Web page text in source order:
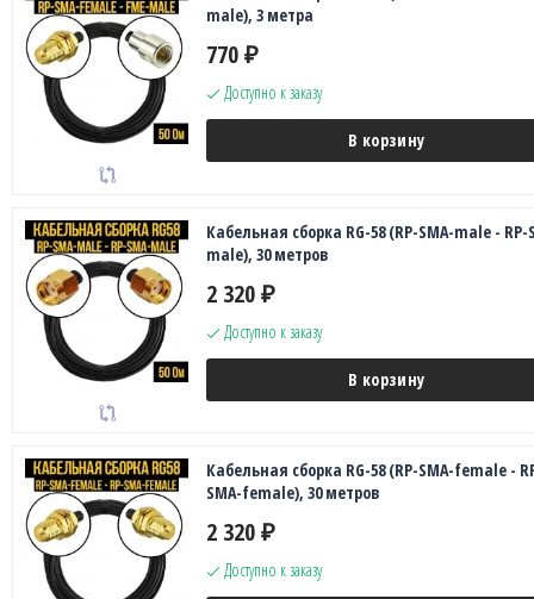
male), 3 метра
770 ₽
Доступно к заказу
В корзину
Кабельная сборка RG-58 (RP-SMA-male - RP-
male), 30 метров
2 320 ₽
Доступно к заказу
В корзину
Кабельная сборка RG-58 (RP-SMA-female -
SMA-female), 30 метров
2 320 ₽
Доступно к заказу